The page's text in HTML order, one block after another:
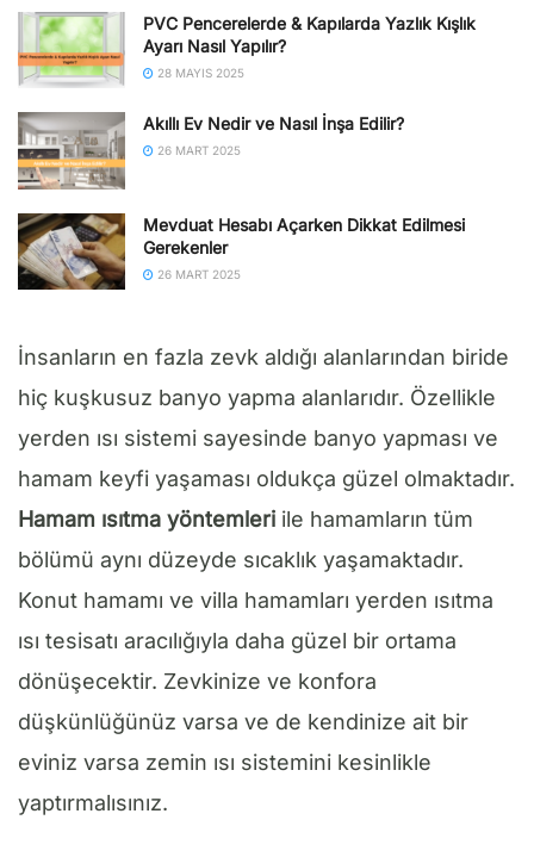
PVC Pencerelerde & Kapılarda Yazlık Kışlık
Ayarı Nasıl Yapılır?
28 MAYIS 2025
Akıllı Ev Nedir ve Nasıl İnşa Edilir?
26 MART 2025
Mevduat Hesabı Açarken Dikkat Edilmesi
Gerekenler
26 MART 2025
İnsanların en fazla zevk aldığı alanlarından biride
hiç kuşkusuz banyo yapma alanlarıdır. Özellikle
yerden ısı sistemi sayesinde banyo yapması ve
hamam keyfi yaşaması oldukça güzel olmaktadır.
Hamam ısıtma yöntemleri ile hamamların tüm
bölümü aynı düzeyde sıcaklık yaşamaktadır.
Konut hamamı ve villa hamamları yerden ısıtma
ısı tesisatı aracılığıyla daha güzel bir ortama
dönüşecektir. Zevkinize ve konfora
düşkünlüğünüz varsa ve de kendinize ait bir
eviniz varsa zemin ısı sistemini kesinlikle
yaptırmalısınız.